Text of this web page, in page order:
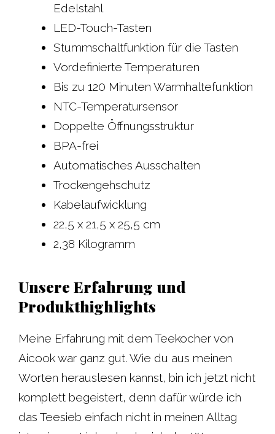
Edelstahl
LED-Touch-Tasten
Stummschaltfunktion für die Tasten
Vordefinierte Temperaturen
Bis zu 120 Minuten Warmhaltefunktion
NTC-Temperatursensor
Doppelte Öffnungsstruktur
BPA-frei
Automatisches Ausschalten
Trockengehschutz
Kabelaufwicklung
22,5 x 21,5 x 25,5 cm
2,38 Kilogramm
Unsere Erfahrung und
Produkthighlights
Meine Erfahrung mit dem Teekocher von
Aicook war ganz gut. Wie du aus meinen
Worten herauslesen kannst, bin ich jetzt nicht
komplett begeistert, denn dafür würde ich
das Teesieb einfach nicht in meinen Alltag